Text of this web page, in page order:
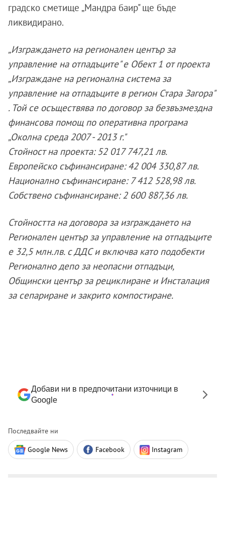
градско сметище „Мандра баир" ще бъде
ликвидирано.
„Изграждането на регионален център за
управление на отпадъците" е Обект 1 от проекта
„Изграждане на регионална система за
управление на отпадъците в регион Стара Загора"
. Той се осъществява по договор за безвъзмездна
финансова помощ по оперативна програма
„Околна среда 2007 - 2013 г."
Стойност на проекта: 52 017 747,21 лв.
Европейско съфинансиране: 42 004 330,87 лв.
Национално съфинансиране: 7 412 528,98 лв.
Собствено съфинансиране: 2 600 887,36 лв.
Стойността на договора за изграждането на
Регионален център за управление на отпадъците
е 32,5 млн.лв. с ДДС и включва като подобекти
Регионално депо за неопасни отпадъци,
Общински център за рециклиране и Инсталация
за сепариране и закрито компостиране.
Добави ни в предпочитани източници в
Google
Последвайте ни
Google News Facebook Instagram